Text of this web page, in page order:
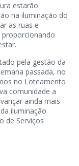
estarão
na iluminação do
as ruas e
proporcionando
pela gestão da
passada, no
no Loteamento
comunidade a
ainda mais
iluminação
de Serviços